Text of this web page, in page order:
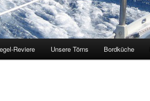
Reviere Unsere Törns Bordküche